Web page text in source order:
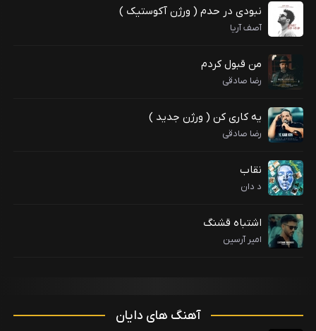
نبودی در حدم ( ورژن آکوستیک )
آصف آریا
من قبول کردم
رضا صادقی
یه کاری کن ( ورژن جدید )
رضا صادقی
نقاب
د دان
اشتباه قشنگ
امیر آرسین
آهنگ های دایان